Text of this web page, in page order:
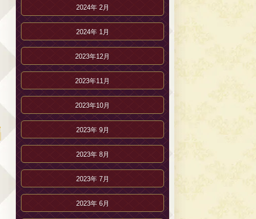
2024年 2月
2024年 1月
2023年12月
2023年11月
2023年10月
2023年 9月
2023年 8月
2023年 7月
2023年 6月